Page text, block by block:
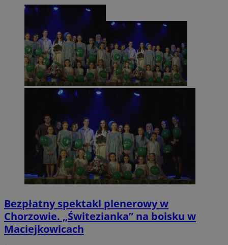
Bezpłatny spektakl plenerowy w
Chorzowie. „Świtezianka” na boisku w
Maciejkowicach